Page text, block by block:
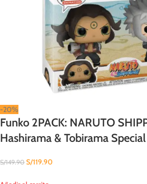
-20%
Funko 2PACK: NARUTO
Hashirama & Tobirama
S/149.90 S/119.90